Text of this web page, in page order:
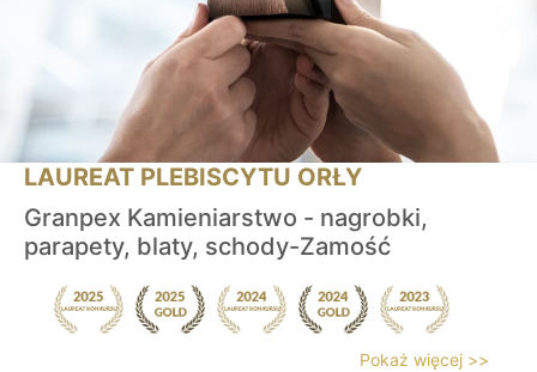
LAUREAT PLEBISCYTU ORŁY
Granpex Kamieniarstwo - nagrobki,
parapety, blaty, schody-Zamość
Pokaż więcej >>